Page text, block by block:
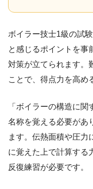
ボイラー技士1級の試
と感じるポイントを事
対策が立てられます。
ことで、得点力を高め
「ボイラーの構造に
名称を覚える必要があ
ます。伝熱面積や圧力
に覚えた上で計算する
反復練習が必要です。